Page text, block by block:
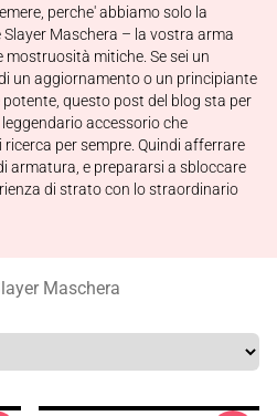
perche' abbiamo solo la
Maschera – la vostra arma
mitiche. Se sei un
un aggiornamento o un principiante
questo post del blog sta per
accessorio che
per sempre. Quindi afferrare
armatura, e prepararsi a sbloccare
di strato con lo straordinario
Maschera